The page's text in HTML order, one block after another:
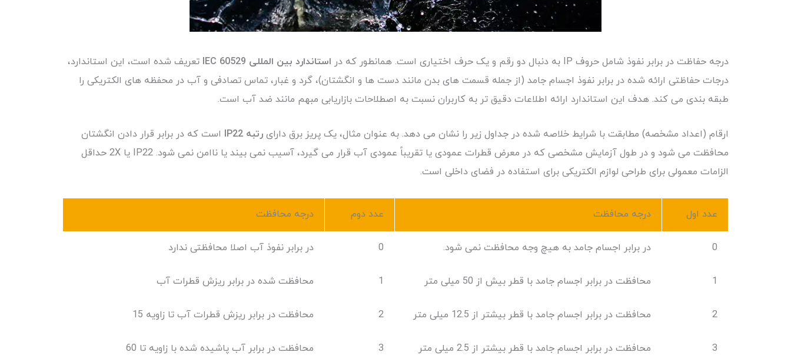
درجه حفاظت در برابر نفوذ شامل حروف IP به دنبال دو رقم و یک حرف اختیاری است. همانطور که در استاندارد بین المللی IEC 60529
تعریف شده است، این استاندارد،
درجات حفاظتی ارائه شده در برابر نفوذ اجسام جامد (از جمله قسمت های بدن مانند دست ها و انگشتان)، گرد و غبار، تماس تصادفی و آب در محفظه های الکتریکی را
طبقه بندی می کند. هدف این استاندارد ارائه اطلاعات دقیق تر به کاربران نسبت به اصطلاحات بازاریابی مبهم مانند ضد آب است.
ارقام (اعداد مشخصه) مطابقت با شرایط خلاصه شده در جداول زیر را نشان می دهد. به عنوان مثال، یک پریز برق دارای رتبه IP22
است که در برابر قرار دادن انگشتان
محافظت می شود و در طول آزمایش مشخصی که در معرض قطرات عمودی یا تقریباً عمودی آب قرار می گیرد، آسیب نمی بیند یا ناامن نمی شود. IP22 یا 2X حداقل
الزامات معمولی برای طراحی لوازم الکتریکی برای استفاده در فضای داخلی است.
عدد اول درجه محافظت عدد دوم درجه محافظت
0 در برابر اجسام جامد به هیچ وجه محافظت نمی شود. 0 در برابر نفوذ آب اصلا محافظتی ندارد
1 محافظت در برابر اجسام جامد با قطر بیش از 50 میلی متر 1 محافظت شده در برابر ریزش قطرات آب
2 محافظت در برابر اجسام جامد با قطر بیشتر از 12.5 میلی متر 2 محافظت در برابر ریزش قطرات آب تا زاویه 15
3 محافظت در برابر اجسام جامد با قطر بیشتر از 2.5 میلی متر 3 محافظت در برابر آب پاشیده شده با زاویه تا 60